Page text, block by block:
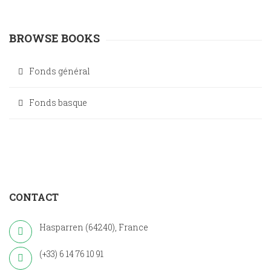
BROWSE BOOKS
Fonds général
Fonds basque
CONTACT
Hasparren (64240), France
(+33) 6 14 76 10 91